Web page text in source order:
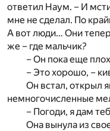
ответил Наум. – И
мне не сделал. По
А вот люди… Они
же – где мальчик?
– Он пока еще
– Это хорошо, –
Он встал, открыл
немногочисленные
– Погоди, я дам
Она вынула из